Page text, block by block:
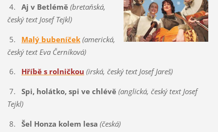
4. Aj v Betlémě (bretaňská,
český text Josef Tejkl)
5. Malý bubeníček (americká,
český text Eva Černíková)
6. Hříbě s rolničkou (irská, český text Josef Jareš)
7. Spi, holátko, spi ve chlévě (anglická, český text Josef
Tejkl)
8. Šel Honza kolem lesa (česká)